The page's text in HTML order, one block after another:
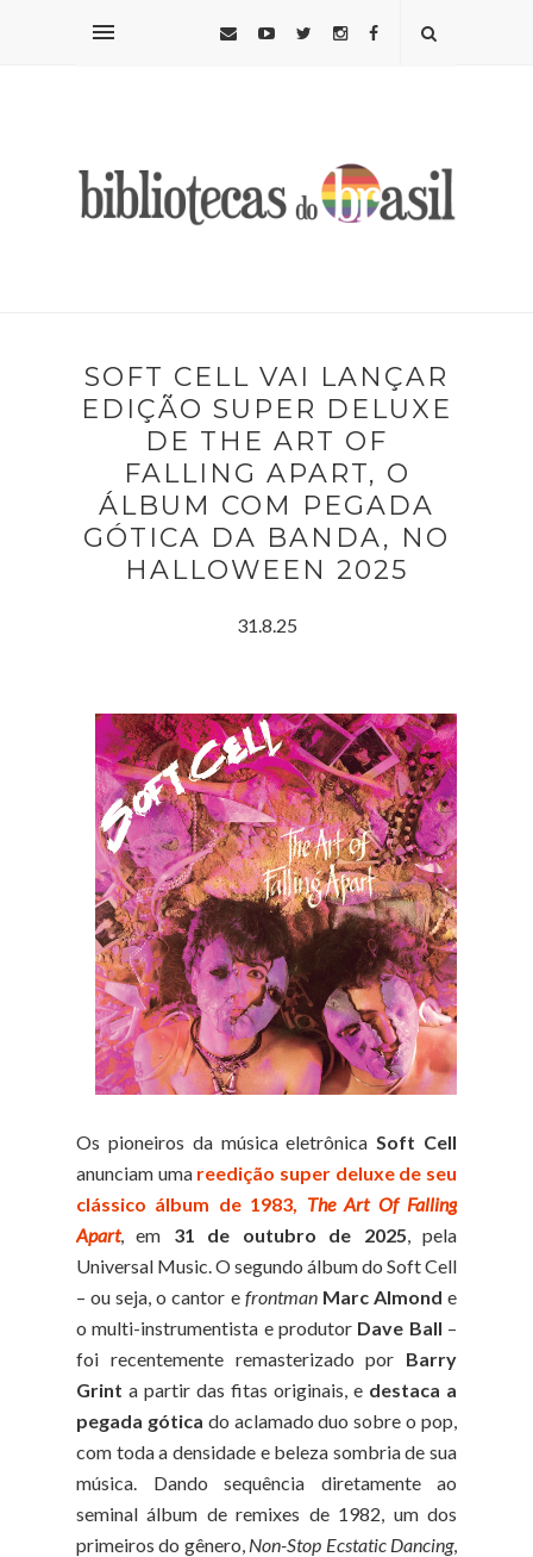
SOFT CELL VAI LANÇAR
EDIÇÃO SUPER DELUXE
DE THE ART OF
FALLING APART, O
ÁLBUM COM PEGADA
GÓTICA DA BANDA, NO
HALLOWEEN 2025
31.8.25
Os pioneiros da música eletrônicaSoft Cell
anunciam uma reedição super deluxe de seu
clássico álbum de 1983, The Art Of Falling
Apart, em 31 de outubro de 2025, pela
Universal Music. O segundo álbum do Soft Cell
– ou seja, o cantor e frontman Marc Almond e
o multi-instrumentista e produtor Dave Ball –
foi recentemente remasterizado por Barry
Grint a partir das fitas originais, e destaca a
pegada gótica do aclamado duo sobre o pop,
com toda a densidade e beleza sombria de sua
música. Dando sequência diretamente ao
seminal álbum de remixes de 1982, um dos
primeiros do gênero, Non-Stop Ecstatic Dancing,